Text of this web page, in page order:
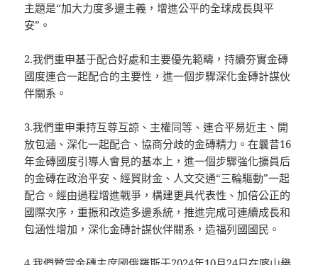
主題是“加大力度多邊主義，增進公平的全球成長與平
安”。
2.我們重申基于配合好處和主要優先範疇，持續夯實金磚
國度連合一起配合的主要性，進一個步驟深化金磚計謀伙
伴關系。
3.我們重申秉持互尊互諒、主權同等、連合平易近主、開
放包涵、深化一起配合、協商分歧的金磚精力。在曩昔16
年金磚國度引導人會見的基本上，進一個步驟強化擴員后
的金磚在政治平安、經貿財金、人文交通“三輪驅動”一起
配合。經由過程增進戰爭，構建更具代表性、加倍公正的
國際次序，重振和改造多邊系統，推進完成可連續成長和
包涵性增加，深化金磚計謀伙伴關系，造福列國國民。